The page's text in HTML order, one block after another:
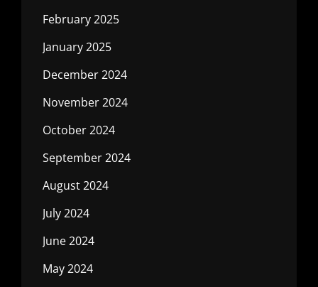
February 2025
January 2025
December 2024
November 2024
October 2024
September 2024
August 2024
July 2024
June 2024
May 2024